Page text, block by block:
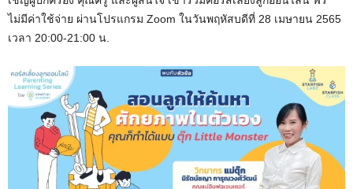
ไม่มีค่าใช้จ่าย ผ่านโปรแกรม Zoom ในวันพฤหัสบดีที่ 28 เมษายน 2565
เวลา 20:00-21:00 น.